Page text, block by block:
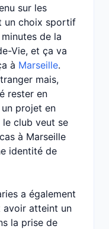
sur les
un choix sportif
de la
Vie, et ça va
à Marseille.
mais,
rester en
projet en
club veut se
à Marseille
identité de
a également
avoir atteint un
la prise de